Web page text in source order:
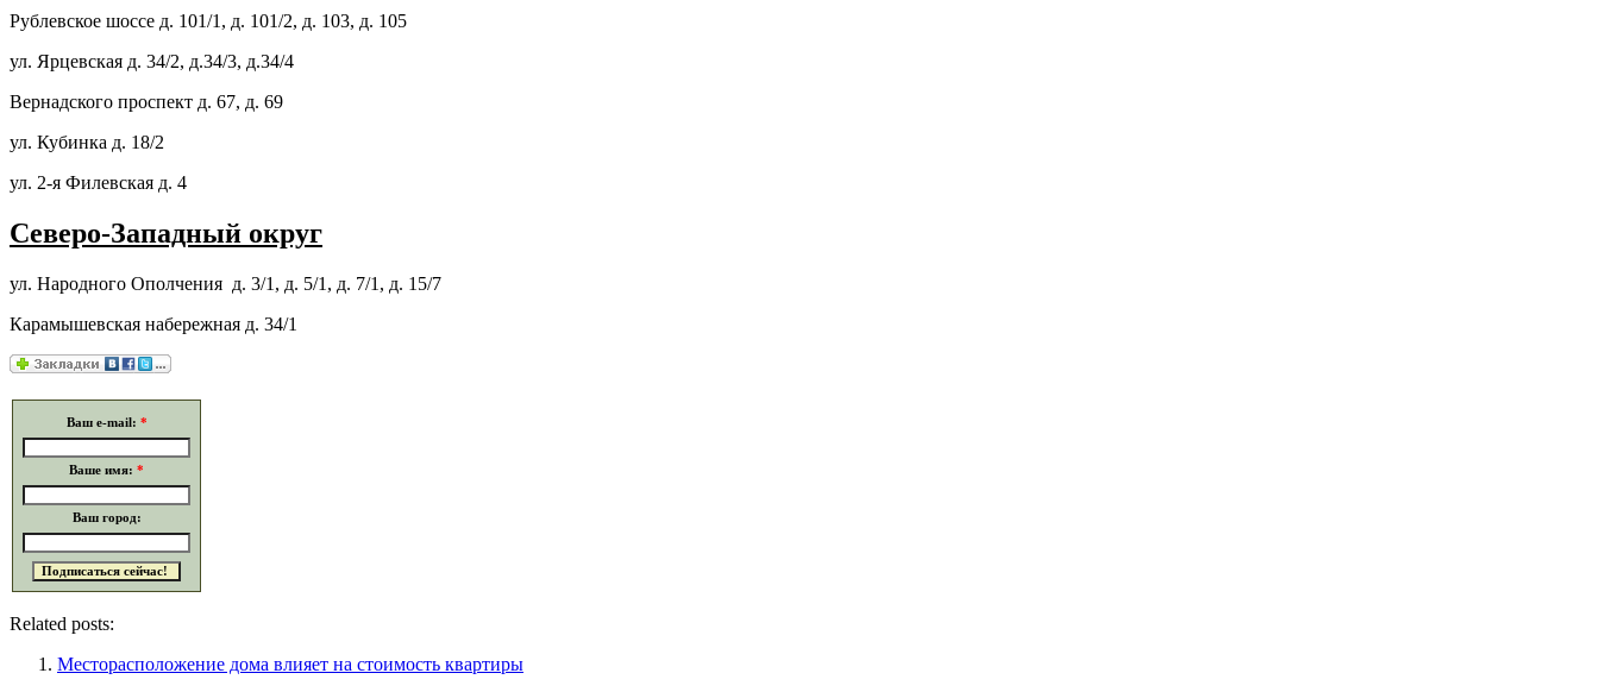
Рублевское шоссе д. 101/1, д. 101/2, д. 103, д. 105
ул. Ярцевская д. 34/2, д.34/3, д.34/4
Вернадского проспект д. 67, д. 69
ул. Кубинка д. 18/2
ул. 2-я Филевская д. 4
Северо-Западный округ
ул. Народного Ополчения д. 3/1, д. 5/1, д. 7/1, д. 15/7
Карамышевская набережная д. 34/1
Ваш e-mail: *
Ваше имя: *
Ваш город:
Related posts:
Месторасположение дома влияет на стоимость квартиры